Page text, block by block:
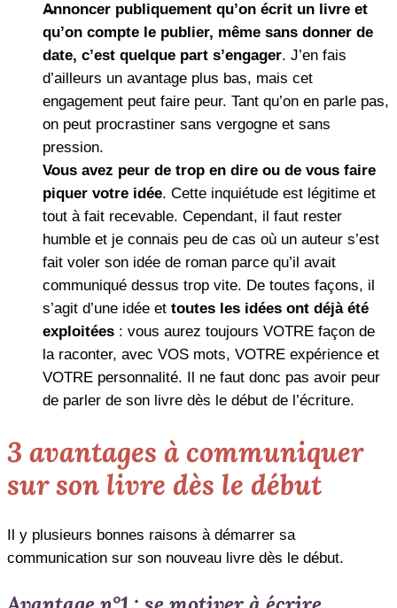
Annoncer publiquement qu’on écrit un livre et
qu’on compte le publier, même sans donner de
date, c’est quelque part s’engager. J’en fais
d’ailleurs un avantage plus bas, mais cet
engagement peut faire peur. Tant qu’on en parle pas,
on peut procrastiner sans vergogne et sans
pression.
Vous avez peur de trop en dire ou de vous faire
piquer votre idée. Cette inquiétude est légitime et
tout à fait recevable. Cependant, il faut rester
humble et je connais peu de cas où un auteur s’est
fait voler son idée de roman parce qu’il avait
communiqué dessus trop vite. De toutes façons, il
s’agit d’une idée et toutes les idées ont déjà été
exploitées : vous aurez toujours VOTRE façon de
la raconter, avec VOS mots, VOTRE expérience et
VOTRE personnalité. Il ne faut donc pas avoir peur
de parler de son livre dès le début de l’écriture.
3 avantages à communiquer
sur son livre dès le début
Il y plusieurs bonnes raisons à démarrer sa
communication sur son nouveau livre dès le début.